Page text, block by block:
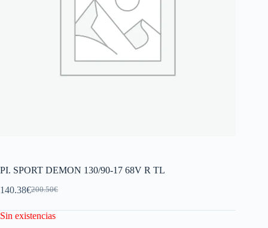
PI. SPORT DEMON 130/90-17 68V R TL
200.50€
140.38€
Sin existencias